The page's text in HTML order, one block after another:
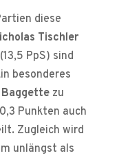
diese
Tischler
PpS) sind
besonderes
Baggettezu
Punkten auch
Zugleich wird
unlängst als